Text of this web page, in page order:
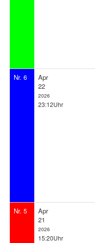
Nr. 6
Apr
22
2026
23:12Uhr
Nr. 5
Apr
21
2026
15:20Uhr